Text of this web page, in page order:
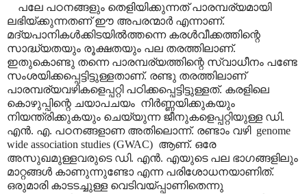
പലേ പഠനങ്ങളും തെളിയിക്കുന്നത് പാരമ്പര്യമായി
ലഭിയ്ക്കുന്നതണ് ഈ അപരന്മാർ എന്നാണ്.
മദ്യപാനികൾക്കിടയിൽത്തന്നെ കരൾവീക്കത്തിന്റെ
സാദ്ധ്യതയും രൂക്ഷതയും പല തരത്തിലാണ്.
ഇതുകൊണ്ടു തന്നെ പാരമ്പര്യത്തിന്റെ സ്വാധീനം പണ്ടേ
സംശയിക്കപ്പെട്ടിട്ടുള്ളതാണ്. രണ്ടു തരത്തിലാണ്
പാരമ്പര്യവഴികളെപ്പറ്റി പഠിക്കപ്പെട്ടിട്ടുള്ളത്. കരളിലെ
കൊഴുപ്പിന്റെ ചയാപചയം നിർണ്ണയിക്കുകയും
നിയന്ത്രിക്കുകയും ചെയ്യുന്ന ജീനുകളെപ്പറ്റിയുള്ള ഡി.
എൻ. എ. പഠനങ്ങളാണ അതിലൊന്ന്. രണ്ടാം വഴി genome
wide association studies (GWAC) ആണ്. ഒരേ
അസുഖമുള്ളവരുടെ ഡി. എൻ. എയുടെ പല ഭാഗങ്ങളിലും
മാറ്റങ്ങൾ കാണുന്നുണ്ടോ എന്ന പരിശോധനയാണിത്.
ഒരുമാരി കാടടച്ചുള്ള വെടിവയ്പ്പാണിതെന്നു